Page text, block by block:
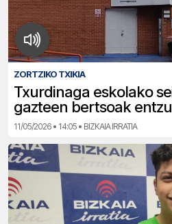
ZORTZIKO TXIKIA
Txurdinaga eskolako
gazteen bertsoak
11/05/2026 • 14:05 • BIZKAIA IRRATIA